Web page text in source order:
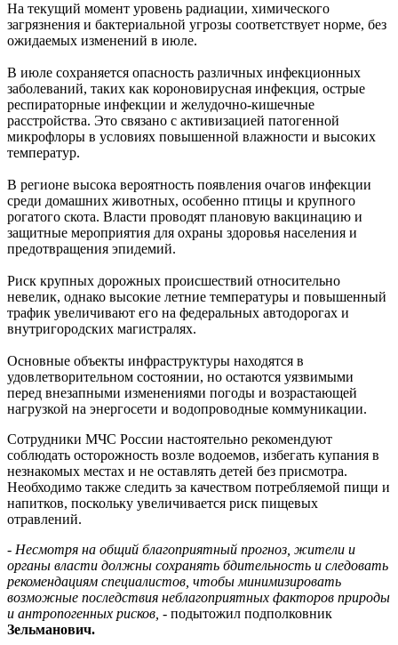
На текущий момент уровень радиации, химического
загрязнения и бактериальной угрозы соответствует норме, без
ожидаемых изменений в июле.
В июле сохраняется опасность различных инфекционных
заболеваний, таких как короновирусная инфекция, острые
респираторные инфекции и желудочно-кишечные
расстройства. Это связано с активизацией патогенной
микрофлоры в условиях повышенной влажности и высоких
температур.
В регионе высока вероятность появления очагов инфекции
среди домашних животных, особенно птицы и крупного
рогатого скота. Власти проводят плановую вакцинацию и
защитные мероприятия для охраны здоровья населения и
предотвращения эпидемий.
Риск крупных дорожных происшествий относительно
невелик, однако высокие летние температуры и повышенный
трафик увеличивают его на федеральных автодорогах и
внутригородских магистралях.
Основные объекты инфраструктуры находятся в
удовлетворительном состоянии, но остаются уязвимыми
перед внезапными изменениями погоды и возрастающей
нагрузкой на энергосети и водопроводные коммуникации.
Сотрудники МЧС России настоятельно рекомендуют
соблюдать осторожность возле водоемов, избегать купания в
незнакомых местах и не оставлять детей без присмотра.
Необходимо также следить за качеством потребляемой пищи и
напитков, поскольку увеличивается риск пищевых
отравлений.
- Несмотря на общий благоприятный прогноз, жители и
органы власти должны сохранять бдительность и следовать
рекомендациям специалистов, чтобы минимизировать
возможные последствия неблагоприятных факторов природы
и антропогенных рисков, - подытожил подполковник
Зельманович.